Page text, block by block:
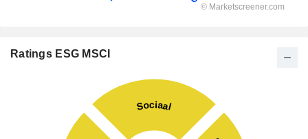
Ratings ESG MSCI